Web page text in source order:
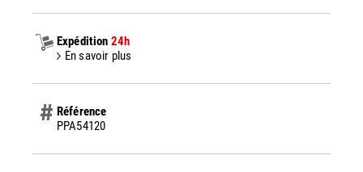
Expédition 24h
En savoir plus
Référence
PPA54120